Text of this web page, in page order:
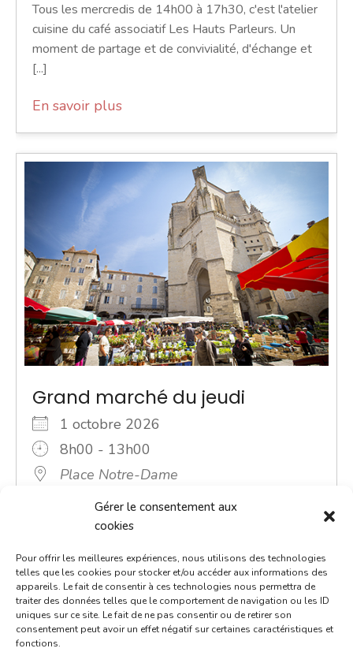
Gérer le consentement aux
cookies
Pour offrir les meilleures expériences, nous utilisons des technologies
telles que les cookies pour stocker et/ou accéder aux informations des
appareils. Le fait de consentir à ces technologies nous permettra de
traiter des données telles que le comportement de navigation ou les ID
uniques sur ce site. Le fait de ne pas consentir ou de retirer son
consentement peut avoir un effet négatif sur certaines caractéristiques et
fonctions.
Tous les mercredis de 14h00 à 17h30, c'est l'atelier
cuisine du café associatif Les Hauts Parleurs. Un
moment de partage et de convivialité, d'échange et
[...]
En savoir plus
Grand marché du jeudi
1 octobre 2026
8h00 - 13h00
Place Notre-Dame
Marchés
marché Chaque jeudi jusqu’à septembre, une navette
Bastibus gratuite est mise en place par la Ville pour
[...]
En savoir plus